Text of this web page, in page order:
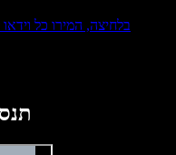
בלחיצה, המירו כל